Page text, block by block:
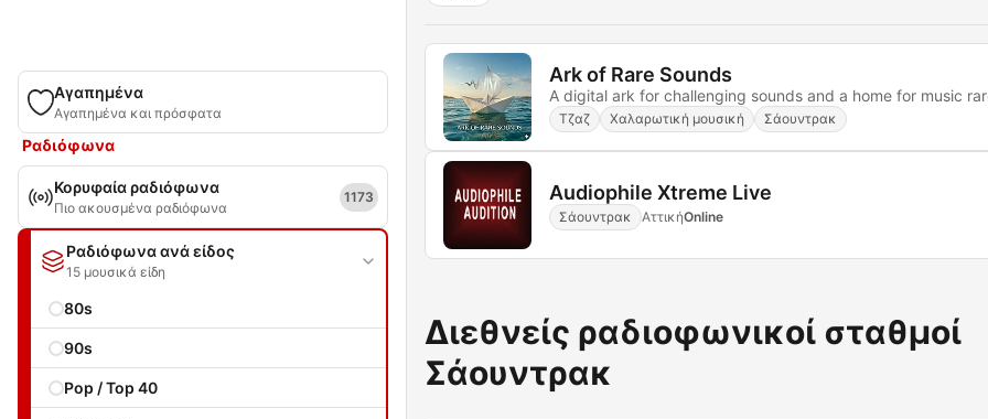
Αγαπημένα
Αγαπημένα και πρόσφατα
Ραδιόφωνα
Κορυφαία ραδιόφωνα
Πιο ακουσμένα ραδιόφωνα
1173
Ραδιόφωνα ανά είδος
15 μουσικά είδη
80s
90s
Pop / Top 40
Ark of Rare Sounds
A digital ark for challenging sounds and a home for music
Τζαζ Χαλαρωτική μουσική Σάουντρακ
Audiophile Xtreme Live
Σάουντρακ ΑττικήOnline
Διεθνείς ραδιοφωνικοί σταθμοί
Σάουντρακ